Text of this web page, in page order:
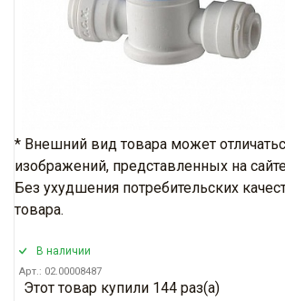
* Внешний вид товара может
изображений, представленных на
Без ухудшения потребительских
товара.
В наличии
Арт.: 02.00008487
Этот товар купили 144 раз(a)